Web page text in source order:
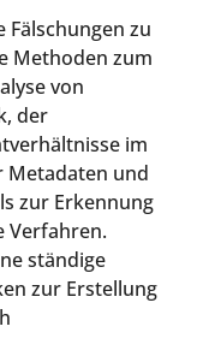
Fälschungen zu
Methoden zum
von
der
im
Metadaten und
zur Erkennung
Verfahren.
ständige
zur Erstellung